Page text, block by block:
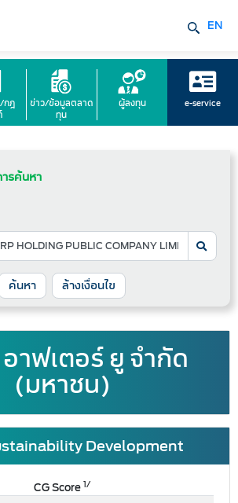
EN
กฎ
ข่าว/ข้อมูลตลาด
ทุน
ผู้ลงทุน e-service
รค้นหา
ล้างเงื่อนไข
าฟเตอร์ ยู จำกัด
(มหาชน)
Development
CG Score1/